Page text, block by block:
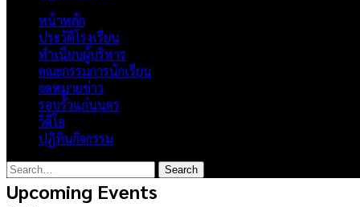
หน้าหลัก
ประวัติโรงเรียน
ทำเนียบผู้บริหาร
คณะกรรมการนักเรียน
จดหมายข่าว
รอบรั้วแก่นนคร
วิดีโอ
ปฏิทินกิจกรรม
Upcoming Events